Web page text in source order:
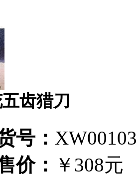
齿猎刀
号：
价： ￥308元